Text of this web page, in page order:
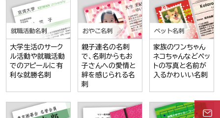
大学生活のサーク
ル活動や就職活動
でのアピールに有
利な就勝名刺
親子連名の名刺
で、名刺からもお
子さんへの愛情と
絆を感じられる名
刺
家族のワンちゃん
ネコちゃんなどペッ
トの写真と名前が
入るかわいい名刺